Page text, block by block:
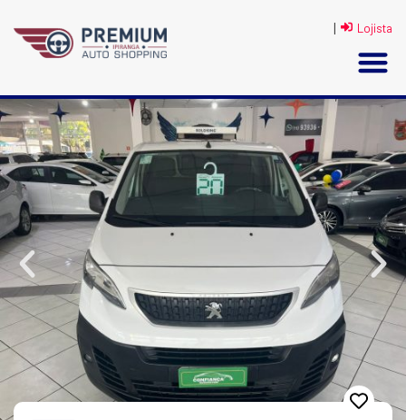
| Lojista